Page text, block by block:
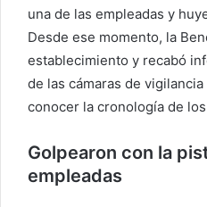
una de las empleadas y
Desde ese momento, la
establecimiento y recabó
de las cámaras de
conocer la cronología de
Golpearon con la
empleadas